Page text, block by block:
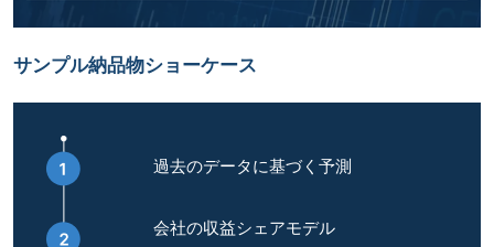
サンプル納品物ショーケース
過去のデータに基づく予測
会社の収益シェアモデル